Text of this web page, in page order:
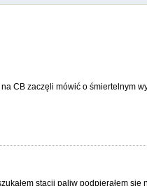
CB zaczęli mówić o śmiertelnym
stacji paliw podpierałem się